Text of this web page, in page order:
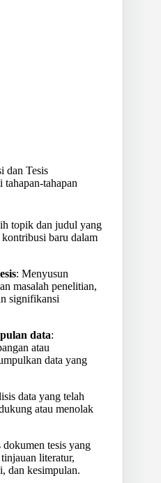
dan Tesis
tahapan-tahapan
topik dan judul yang
baru dalam
: Menyusun
masalah penelitian,
signifikansi
data:
atau
data yang
data yang telah
atau menolak
tesis yang
literatur,
dan kesimpulan.